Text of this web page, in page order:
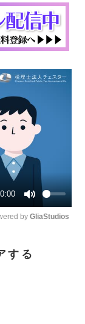
Mute
by GliaStudios
する